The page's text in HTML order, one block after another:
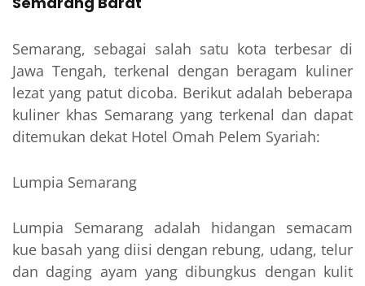
Semarang, sebagai salah satu kota terbesar di
Jawa Tengah, terkenal dengan beragam kuliner
lezat yang patut dicoba. Berikut adalah beberapa
kuliner khas Semarang yang terkenal dan dapat
ditemukan dekat Hotel Omah Pelem Syariah:
Lumpia Semarang
Lumpia Semarang adalah hidangan semacam
kue basah yang diisi dengan rebung, udang, telur
dan daging ayam yang dibungkus dengan kulit